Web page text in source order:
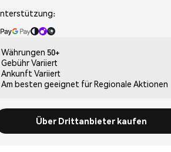
Währungen 50+
GebührVariiert
Ankunft Variiert
Am besten geeignet fürRegionale Aktionen
Über Drittanbieter kaufen